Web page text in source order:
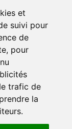
et
suivi pour
de
pour
trafic de
la